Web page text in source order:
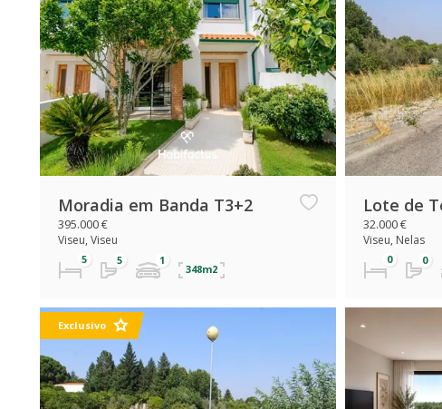
Moradia em Banda T3+2
395.000 €
Viseu, Viseu
348m2
Lote de
32.000 €
Viseu, Nelas
Exclusivo